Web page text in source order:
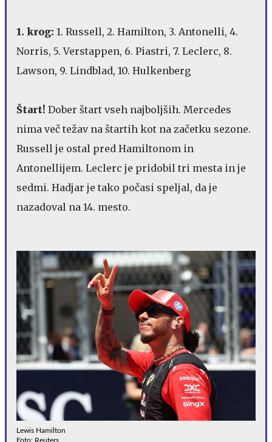
1. krog: 1. Russell, 2. Hamilton, 3. Antonelli, 4.
Norris, 5. Verstappen, 6. Piastri, 7. Leclerc, 8.
Lawson, 9. Lindblad, 10. Hulkenberg
Štart! Dober štart vseh najboljših. Mercedes
nima več težav na štartih kot na začetku sezone.
Russell je ostal pred Hamiltonom in
Antonellijem. Leclerc je pridobil tri mesta in je
sedmi. Hadjar je tako počasi speljal, da je
nazadoval na 14. mesto.
Lewis Hamilton
Foto: Reuters